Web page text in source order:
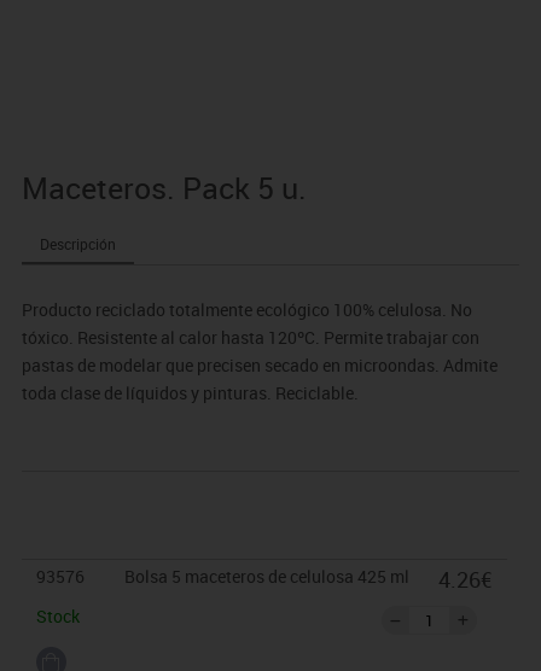
Maceteros. Pack 5 u.
Descripción
Producto reciclado totalmente ecológico 100% celulosa. No
tóxico. Resistente al calor hasta 120ºC. Permite trabajar con
pastas de modelar que precisen secado en microondas. Admite
toda clase de líquidos y pinturas. Reciclable.
93576
Bolsa 5 maceteros de celulosa 425 ml
Stock
4.26€